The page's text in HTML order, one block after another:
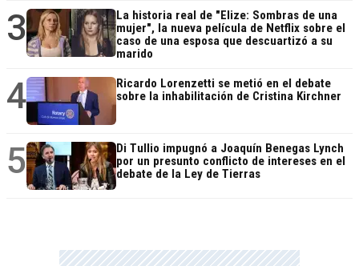
3
La historia real de "Elize: Sombras de una
mujer", la nueva película de Netflix sobre el
caso de una esposa que descuartizó a su
marido
4
Ricardo Lorenzetti se metió en el debate
sobre la inhabilitación de Cristina Kirchner
5
Di Tullio impugnó a Joaquín Benegas Lynch
por un presunto conflicto de intereses en el
debate de la Ley de Tierras